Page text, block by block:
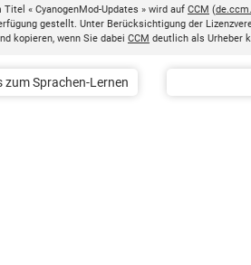
« CyanogenMod-Updates » wird auf CCM (
gestellt. Unter Berücksichtigung der
kopieren, wenn Sie dabei CCM deutlich als Urheber
zum Sprachen-Lernen